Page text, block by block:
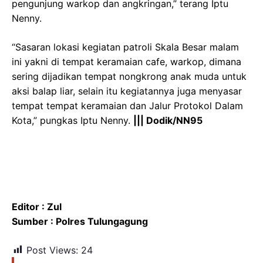
pengunjung warkop dan angkringan,” terang Iptu
Nenny.
“Sasaran lokasi kegiatan patroli Skala Besar malam
ini yakni di tempat keramaian cafe, warkop, dimana
sering dijadikan tempat nongkrong anak muda untuk
aksi balap liar, selain itu kegiatannya juga menyasar
tempat tempat keramaian dan Jalur Protokol Dalam
Kota,” pungkas Iptu Nenny.
||| Dodik/NN95
Editor : Zul
Sumber : Polres Tulungagung
Post Views: 24